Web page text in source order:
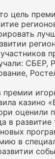
цель
премии
казино
оценили
в
в